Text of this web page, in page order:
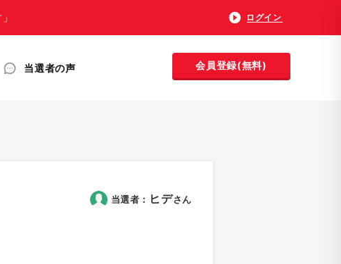
ログイン
当選者の声 会員登録(無料)
当選者： ヒデさん